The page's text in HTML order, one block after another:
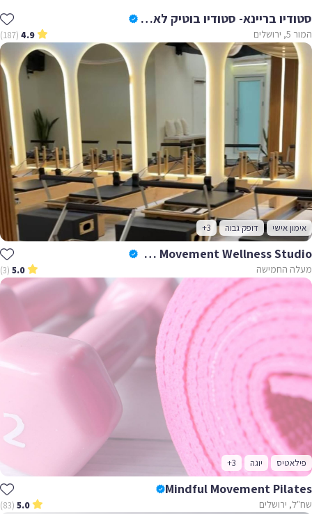
סטודיו בריינא- סטודיו בוטיק לאימוני כושר לנשים
המור 5, ירושלים 4.9
(187)
אימון אישי דופק גבוה +3
Hava Buzaglo Movement Wellness Studio
מעלה החמישה 5.0
(3)
פילאטיס יוגה +3
Mindful Movement Pilates
שח"ל, ירושלים 5.0
(83)